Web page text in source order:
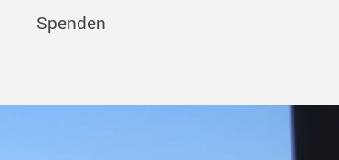
Spenden